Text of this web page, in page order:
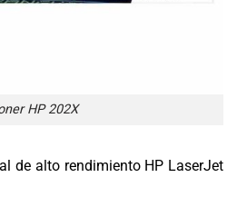
HP 202X
de alto rendimiento HP LaserJet